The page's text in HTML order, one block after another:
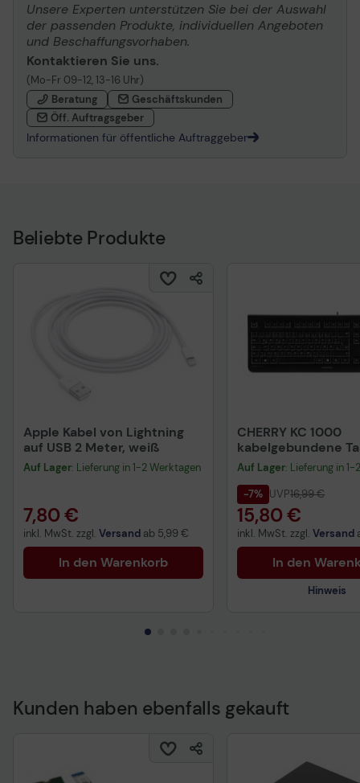
Unsere Experten unterstützen Sie bei der Auswahl
der passenden Produkte, individuellen Angeboten
und Beschaffungsvorhaben.
Kontaktieren Sie uns.
(Mo-Fr 09-12, 13-16 Uhr)
Beratung
Geschäftskunden
Öff. Auftragsgeber
Informationen für öffentliche Auftraggeber
Beliebte Produkte
Apple Kabel von Lightning
auf USB 2 Meter, weiß
Auf Lager: Lieferung in 1-2 Werktagen
7,80 €
inkl. MwSt. zzgl. Versand ab 5,99 €
In den Warenkorb
CHERRY KC 1000
kabelgebundene
QWERTZ DE -
Auf Lager: Lieferung in
-7% UVP16,99 €
15,80 €
inkl. MwSt. zzgl. Versand
In den
Hinweis
Technisches
Kunden haben ebenfalls gekauft